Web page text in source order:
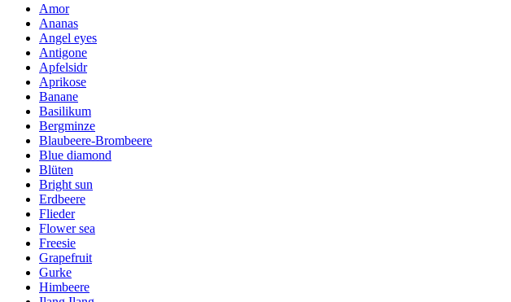
Amor
Ananas
Angel eyes
Antigone
Apfelsidr
Aprikose
Banane
Basilikum
Bergminze
Blaubeere-Brombeere
Blue diamond
Blüten
Bright sun
Erdbeere
Flieder
Flower sea
Freesie
Grapefruit
Gurke
Himbeere